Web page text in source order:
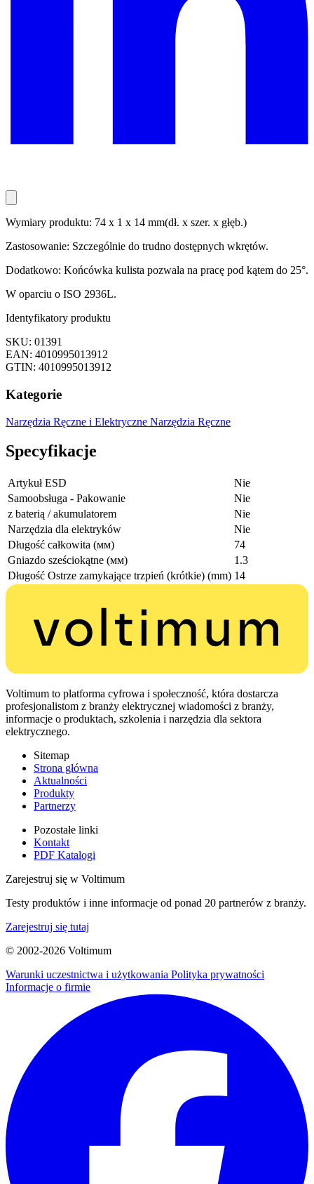
Wymiary produktu: 74 x 1 x 14 mm(dł. x szer. x głęb.)
Zastosowanie: Szczególnie do trudno dostępnych wkrętów.
Dodatkowo: Końcówka kulista pozwala na pracę pod kątem do 25°.
W oparciu o ISO 2936L.
Identyfikatory produktu
SKU: 01391
EAN: 4010995013912
GTIN: 4010995013912
Kategorie
Narzędzia Ręczne i Elektryczne Narzędzia Ręczne
Specyfikacje
Artykuł ESD
Nie
Samoobsługa - Pakowanie
Nie
z baterią / akumulatorem
Nie
Narzędzia dla elektryków
Nie
Długość całkowita (мм)
74
Gniazdo sześciokątne (мм)
1.3
Długość Ostrze zamykające trzpień (krótkie) (mm) 14
Voltimum to platforma cyfrowa i społeczność, która dostarcza
profesjonalistom z branży elektrycznej wiadomości z branży,
informacje o produktach, szkolenia i narzędzia dla sektora
elektrycznego.
Sitemap
Strona główna
Aktualności
Produkty
Partnerzy
Pozostałe linki
Kontakt
PDF Katalogi
Zarejestruj się w Voltimum
Testy produktów i inne informacje od ponad 20 partnerów z branży.
Zarejestruj się tutaj
© 2002-2026 Voltimum
Warunki uczestnictwa i użytkowania Polityka prywatności
Informacje o firmie